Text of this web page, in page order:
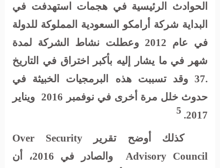
الحوادث الرئيسية في هجمات استهدفت في
البداية شركة أرامكو السعودية المملوكة للدولة
في عام 2012 وعطلت نشاط الشركة لمدة
شهر في ما يشار إليه بأكبر اختراق في التاريخ
.37 وقد تسببت هذه البرمجيات الخبيثة في
حدوث خلل مرة أخرى في نوفمبر 2016
ويناير
2017.
كذلك أوضح تقريرOver Security
Advisory Council
والصادر في 2016، أن